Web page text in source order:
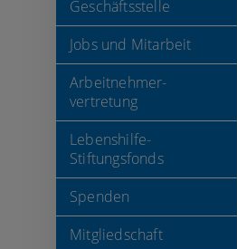
Geschäftsstelle
Jobs und Mitarbeit
Arbeitnehmer-
vertretung
Lebenshilfe-
Stiftungsfonds
Spenden
Mitgliedschaft